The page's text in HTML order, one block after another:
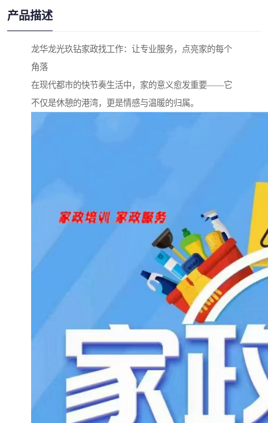
产品描述
龙华龙光玖钻家政找工作：让专业服务，点亮家的每个
角落
在现代都市的快节奏生活中，家的意义愈发重要——它
不仅是休憩的港湾，更是情感与温暖的归属。